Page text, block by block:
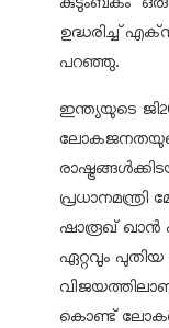
ഉദ്ധരിച്ച്
പറഞ്ഞു.
ഇന്ത്യയുടെ
ലോകജനതയുടെ
ഷാരൂഖ് ഖാന്‍
ഏറ്റവും പുതിയ
കൊണ്ട്